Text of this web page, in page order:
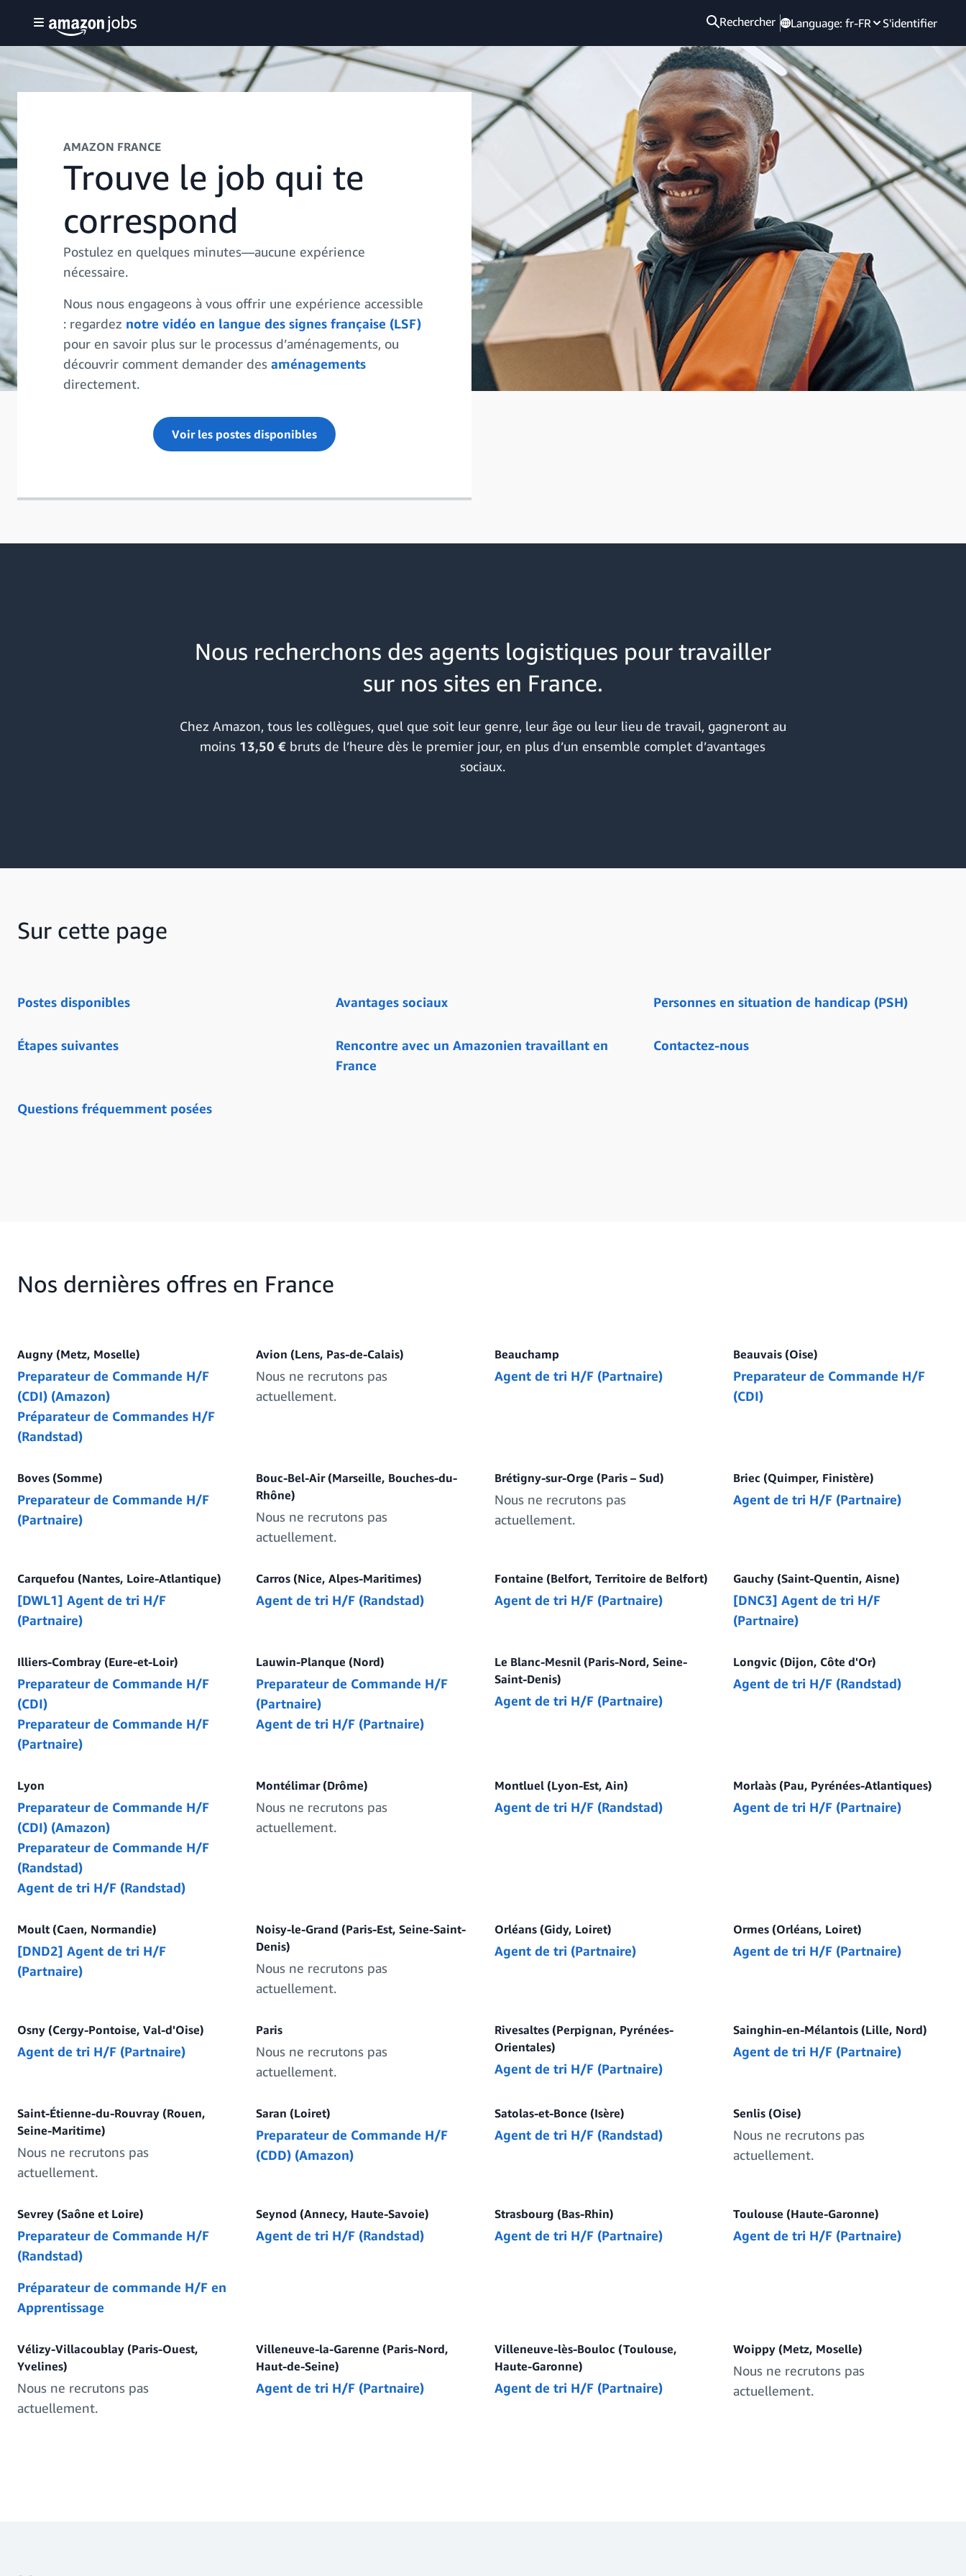
Rechercher Language: fr-FR S'identifier
AMAZON FRANCE
Trouve le job qui te
correspond
Postulez en quelques minutes—aucune expérience
nécessaire.
Nous nous engageons à vous offrir une expérience accessible
: regardez notre vidéo en langue des signes française (LSF)
pour en savoir plus sur le processus d’aménagements, ou
découvrir comment demander des aménagements
directement.
Voir les postes disponibles
Nous recherchons des agents logistiques pour travailler
sur nos sites en France.
Chez Amazon, tous les collègues, quel que soit leur genre, leur âge ou leur lieu de travail, gagneront au
moins 13,50 € bruts de l’heure dès le premier jour, en plus d’un ensemble complet d’avantages
sociaux.
Sur cette page
Postes disponibles Avantages sociaux Personnes en situation de handicap (PSH)
Étapes suivantes
Rencontre avec un Amazonien travaillant en
France
Contactez-nous
Questions fréquemment posées
Nos dernières offres en France
Augny (Metz, Moselle)
Preparateur de Commande H/F
(CDI) (Amazon)
Préparateur de Commandes H/F
(Randstad)
Avion (Lens, Pas-de-Calais)
Nous ne recrutons pas
actuellement.
Beauchamp
Agent de tri H/F (Partnaire)
Beauvais (Oise)
Preparateur de Commande H/F
(CDI)
Boves (Somme)
Preparateur de Commande H/F
(Partnaire)
Bouc-Bel-Air (Marseille, Bouches-du-
Rhône)
Nous ne recrutons pas
actuellement.
Brétigny-sur-Orge (Paris – Sud)
Nous ne recrutons pas
actuellement.
Briec (Quimper, Finistère)
Agent de tri H/F (Partnaire)
Carquefou (Nantes, Loire-Atlantique)
[DWL1] Agent de tri H/F
(Partnaire)
Carros (Nice, Alpes-Maritimes)
Agent de tri H/F (Randstad)
Fontaine (Belfort, Territoire de Belfort)
Agent de tri H/F (Partnaire)
Gauchy (Saint-Quentin, Aisne)
[DNC3] Agent de tri H/F
(Partnaire)
Illiers-Combray (Eure-et-Loir)
Preparateur de Commande H/F
(CDI)
Preparateur de Commande H/F
(Partnaire)
Lauwin-Planque (Nord)
Preparateur de Commande H/F
(Partnaire)
Agent de tri H/F (Partnaire)
Le Blanc-Mesnil (Paris-Nord, Seine-
Saint-Denis)
Agent de tri H/F (Partnaire)
Longvic (Dijon, Côte d'Or)
Agent de tri H/F (Randstad)
Lyon
Preparateur de Commande H/F
(CDI) (Amazon)
Preparateur de Commande H/F
(Randstad)
Agent de tri H/F (Randstad)
Montélimar (Drôme)
Nous ne recrutons pas
actuellement.
Montluel (Lyon-Est, Ain)
Agent de tri H/F (Randstad)
Morlaàs (Pau, Pyrénées-Atlantiques)
Agent de tri H/F (Partnaire)
Moult (Caen, Normandie)
[DND2] Agent de tri H/F
(Partnaire)
Noisy-le-Grand (Paris-Est, Seine-Saint-
Denis)
Nous ne recrutons pas
actuellement.
Orléans (Gidy, Loiret)
Agent de tri (Partnaire)
Ormes (Orléans, Loiret)
Agent de tri H/F (Partnaire)
Osny (Cergy-Pontoise, Val-d'Oise)
Agent de tri H/F (Partnaire)
Paris
Nous ne recrutons pas
actuellement.
Rivesaltes (Perpignan, Pyrénées-
Orientales)
Agent de tri H/F (Partnaire)
Sainghin-en-Mélantois (Lille, Nord)
Agent de tri H/F (Partnaire)
Saint-Étienne-du-Rouvray (Rouen,
Seine-Maritime)
Nous ne recrutons pas
actuellement.
Saran (Loiret)
Preparateur de Commande H/F
(CDD) (Amazon)
Satolas-et-Bonce (Isère)
Agent de tri H/F (Randstad)
Senlis (Oise)
Nous ne recrutons pas
actuellement.
Sevrey (Saône et Loire)
Preparateur de Commande H/F
(Randstad)
Préparateur de commande H/F en
Apprentissage
Seynod (Annecy, Haute-Savoie)
Agent de tri H/F (Randstad)
Strasbourg (Bas-Rhin)
Agent de tri H/F (Partnaire)
Toulouse (Haute-Garonne)
Agent de tri H/F (Partnaire)
Vélizy-Villacoublay (Paris-Ouest,
Yvelines)
Nous ne recrutons pas
actuellement.
Villeneuve-la-Garenne (Paris-Nord,
Haut-de-Seine)
Agent de tri H/F (Partnaire)
Villeneuve-lès-Bouloc (Toulouse,
Haute-Garonne)
Agent de tri H/F (Partnaire)
Woippy (Metz, Moselle)
Nous ne recrutons pas
actuellement.